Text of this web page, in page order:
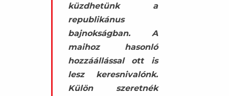
küzdhetünk a
republikánus
bajnokságban. A
maihoz hasonló
hozzáállással ott is
lesz keresnivalónk.
Külön szeretnék